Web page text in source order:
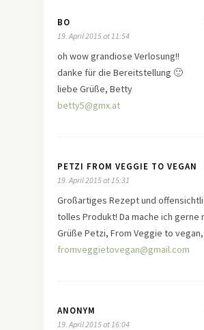
BO
19. April 2015 at 11:54
oh wow grandiose Verlosung!!
danke für die Bereitstellung 🙂
liebe Grüße, Betty
betty5@gmx.at
PETZI FROM VEGGIE TO VEGAN
19. April 2015 at 15:31
Großartiges Rezept und
tolles Produkt! Da mache ich gerne
Grüße Petzi, From Veggie to vegan,
fromveggietovegan@gmail.com
ANONYM
19. April 2015 at 16:04